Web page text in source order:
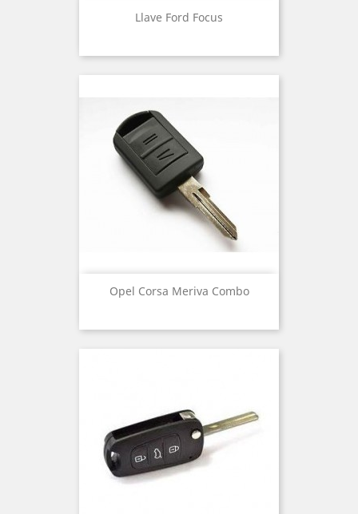
Llave Ford Focus
Opel Corsa Meriva Combo